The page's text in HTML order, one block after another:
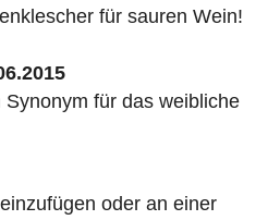
für sauren Wein!
für das weibliche
oder an einer